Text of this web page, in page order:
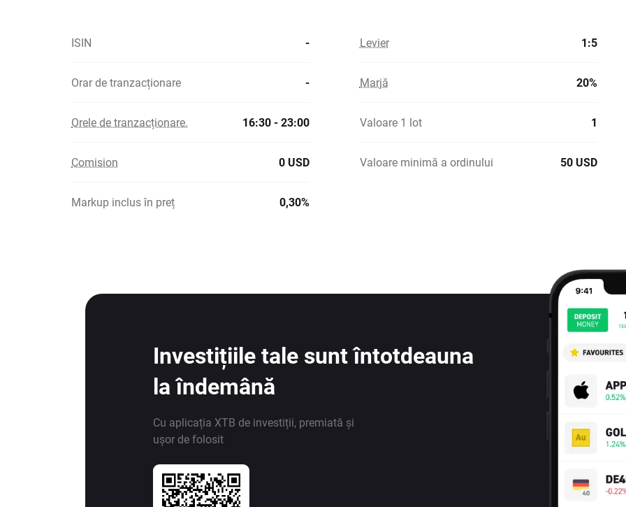
ISIN - Levier 1:5
Orar de tranzacționare - Marjă 20%
Orele de tranzacționare. 16:30 - 23:00 Valoare 1 lot 1
Comision 0 USD Valoare minimă a ordinului 50 USD
Markup inclus în preț 0,30%
Investițiile tale sunt întotdeauna
la îndemână
Cu aplicația XTB de investiții, premiată și
ușor de folosit